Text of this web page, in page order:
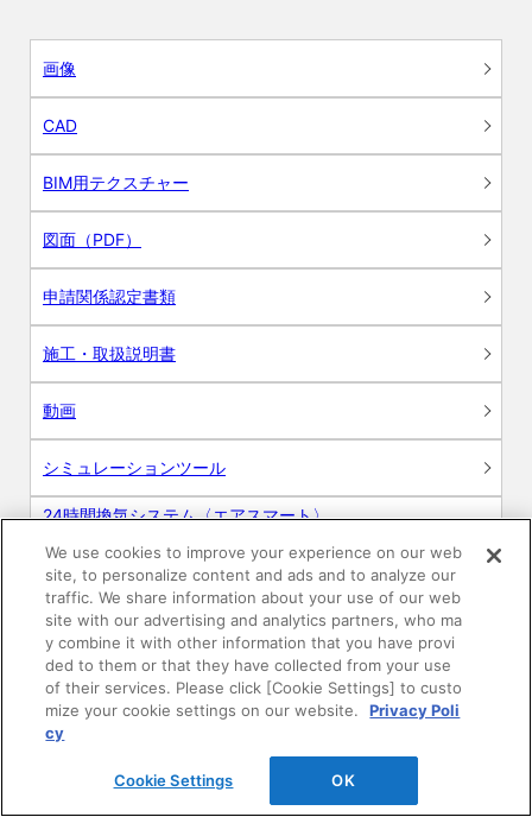
画像
CAD
BIM用テクスチャー
図面（PDF）
申請関係認定書類
施工・取扱説明書
動画
シミュレーションツール
24時間換気システム〈エアスマート〉
R&Dセンター環境測定・分析サービス
商品マスター申し込み
We use cookies to improve your experience on our web
site, to personalize content and ads and to analyze our
traffic. We share information about your use of our web
site with our advertising and analytics partners, who ma
y combine it with other information that you have provi
ded to them or that they have collected from your use
of their services. Please click [Cookie Settings] to custo
mize your cookie settings on our website.
Privacy Poli
cy
Cookie Settings OK